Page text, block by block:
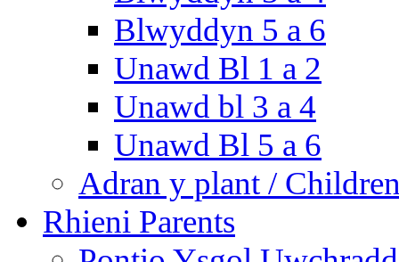
Blwyddyn 5 a 6
Unawd Bl 1 a 2
Unawd bl 3 a 4
Unawd Bl 5 a 6
Adran y plant /
Rhieni Parents